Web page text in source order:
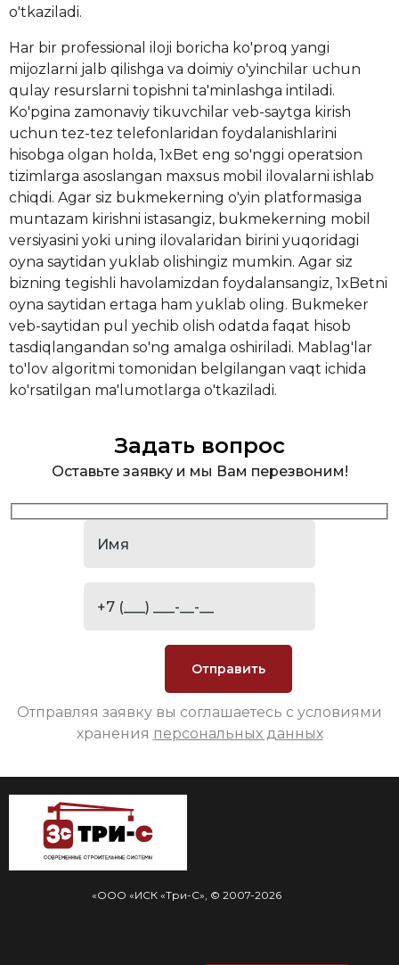
o'tkaziladi.
Har bir professional iloji boricha ko'proq yangi
mijozlarni jalb qilishga va doimiy o'yinchilar uchun
qulay resurslarni topishni ta'minlashga intiladi.
Ko'pgina zamonaviy tikuvchilar veb-saytga kirish
uchun tez-tez telefonlaridan foydalanishlarini
hisobga olgan holda, 1xBet eng so'nggi operatsion
tizimlarga asoslangan maxsus mobil ilovalarni ishlab
chiqdi. Agar siz bukmekerning o'yin platformasiga
muntazam kirishni istasangiz, bukmekerning mobil
versiyasini yoki uning ilovalaridan birini yuqoridagi
oyna saytidan yuklab olishingiz mumkin. Agar siz
bizning tegishli havolamizdan foydalansangiz, 1xBetni
oyna saytidan ertaga ham yuklab oling. Bukmeker
veb-saytidan pul yechib olish odatda faqat hisob
tasdiqlangandan so'ng amalga oshiriladi. Mablag'lar
to'lov algoritmi tomonidan belgilangan vaqt ichida
ko'rsatilgan ma'lumotlarga o'tkaziladi.
Задать вопрос
Оставьте заявку и мы Вам перезвоним!
Отправляя заявку вы соглашаетесь с условиями
хранения персональных данных
«ООО «ИСК «Три-С», © 2007-2026